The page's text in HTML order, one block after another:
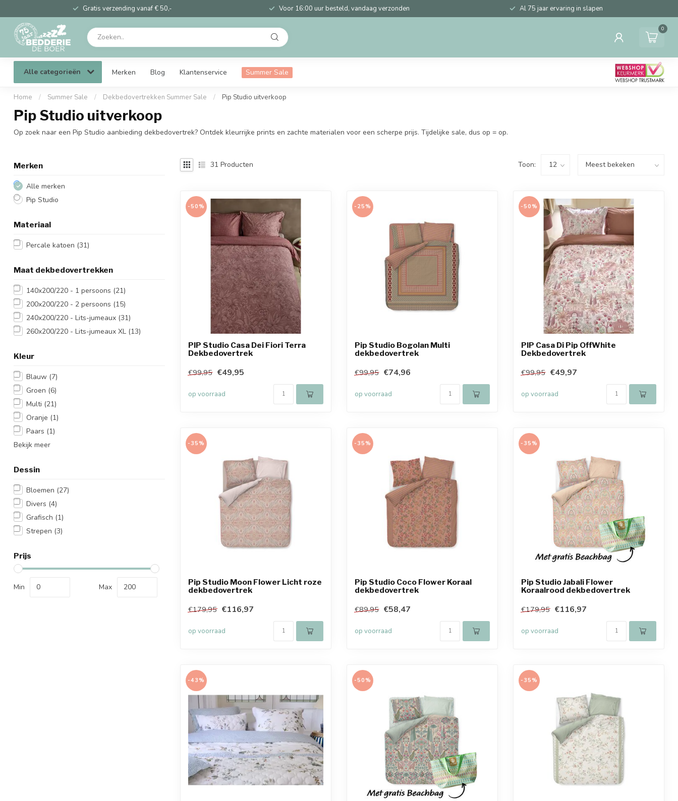
Gratis verzending vanaf € 50,- Voor 16:00 uur besteld, vandaag verzonden Al 75 jaar ervaring in slapen
0
Alle categorieën Merken Blog Klantenservice Summer Sale
Home / Summer Sale / Dekbedovertrekken Summer Sale / Pip Studio uitverkoop
Pip Studio uitverkoop
Op zoek naar een Pip Studio aanbieding dekbedovertrek? Ontdek kleurrijke prints en zachte materialen voor een scherpe prijs. Tijdelijke sale, dus op = op.
Merken
Alle merken
Pip Studio
Materiaal
Percale katoen (31)
Maat dekbedovertrekken
140x200/220 - 1 persoons (21)
200x200/220 - 2 persoons (15)
240x200/220 - Lits-jumeaux (31)
260x200/220 - Lits-jumeaux XL (13)
Kleur
Blauw (7)
Groen (6)
Multi (21)
Oranje (1)
Paars (1)
Bekijk meer
Dessin
Bloemen (27)
Divers (4)
Grafisch (1)
Strepen (3)
Prijs
Min Max
31 Producten Toon:
-50%
PIP Studio Casa Dei Fiori Terra
Dekbedovertrek
€99,95 €49,95
op voorraad
-25%
Pip Studio Bogolan Multi
dekbedovertrek
€99,95 €74,96
op voorraad
-50%
PIP Casa Di Pip OffWhite
Dekbedovertrek
€99,95 €49,97
op voorraad
-35%
Pip Studio Moon Flower Licht roze
dekbedovertrek
€179,95 €116,97
op voorraad
-35%
Pip Studio Coco Flower Koraal
dekbedovertrek
€89,95 €58,47
op voorraad
-35%
Pip Studio Jabali Flower
Koraalrood dekbedovertrek
€179,95 €116,97
op voorraad
-43% -50% -35%